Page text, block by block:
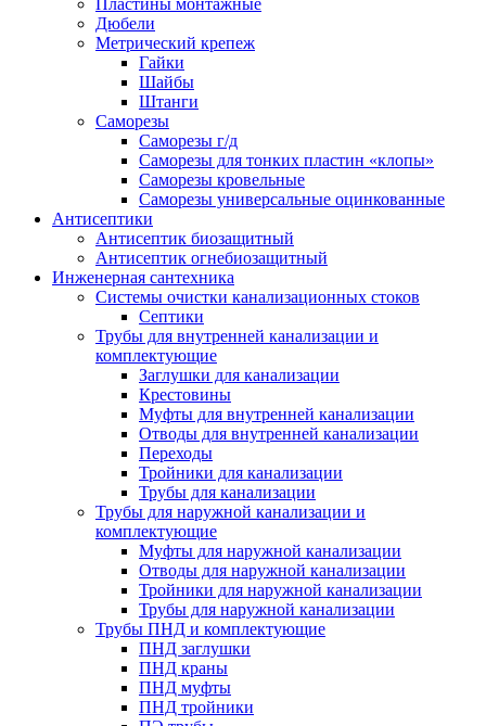
Дюбели
Метрический крепеж
Гайки
Шайбы
Штанги
Саморезы
Саморезы г/д
Саморезы для тонких пластин «клопы»
Саморезы кровельные
Саморезы универсальные оцинкованные
Антисептики
Антисептик биозащитный
Антисептик огнебиозащитный
Инженерная сантехника
Системы очистки канализационных стоков
Септики
Трубы для внутренней канализации и
комплектующие
Заглушки для канализации
Крестовины
Муфты для внутренней канализации
Отводы для внутренней канализации
Переходы
Тройники для канализации
Трубы для канализации
Трубы для наружной канализации и
комплектующие
Муфты для наружной канализации
Отводы для наружной канализации
Тройники для наружной канализации
Трубы для наружной канализации
Трубы ПНД и комплектующие
ПНД заглушки
ПНД краны
ПНД муфты
ПНД тройники